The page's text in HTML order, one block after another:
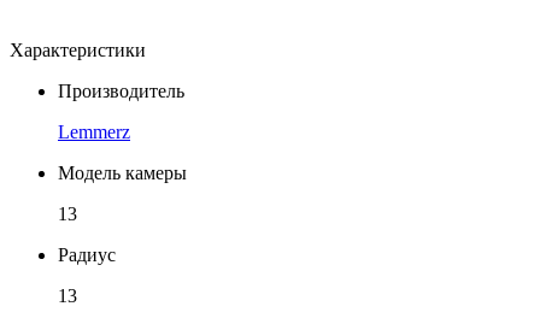
Характеристики
Производитель
Lemmerz
Модель камеры
13
Радиус
13